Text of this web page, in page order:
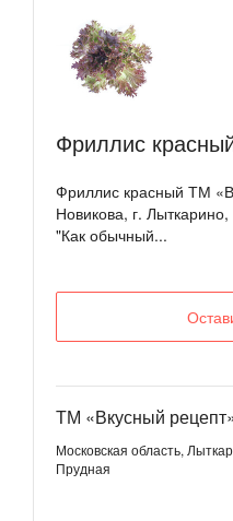
Фриллис
Фриллис красный ТМ
Новикова, г.
"Как обычный...
ТМ «Вкусный
Московская область,
Прудная